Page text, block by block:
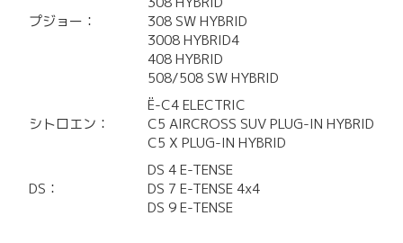
プジョー：
308 SW HYBRID
3008 HYBRID4
408 HYBRID
508/508 SW HYBRID
シトロエン：
Ë-C4 ELECTRIC
C5 AIRCROSS SUV PLUG-IN HYBRID
C5 X PLUG-IN HYBRID
DS：
DS 4 E-TENSE
DS 7 E-TENSE 4x4
DS 9 E-TENSE